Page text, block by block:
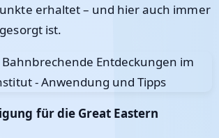
erhaltet – und hier auch immer
ist.
für die Great Eastern